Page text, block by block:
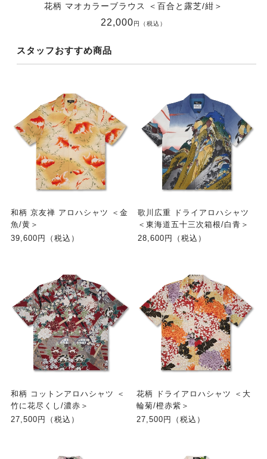
花柄 マオカラーブラウス ＜百合と露芝/紺＞
22,000円（税込）
スタッフおすすめ商品
和柄 京友禅 アロハシャツ ＜金
魚/黄＞
39,600円（税込）
歌川広重 ドライアロハシャツ
＜東海道五十三次箱根/白青＞
28,600円（税込）
和柄 コットンアロハシャツ ＜
竹に花尽くし/濃赤＞
27,500円（税込）
花柄 ドライアロハシャツ ＜大
輪菊/橙赤紫＞
27,500円（税込）